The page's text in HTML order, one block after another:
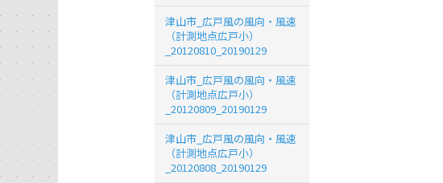
津山市_広戸風の風向・風速
（計測地点広戸小）
_20120810_20190129
津山市_広戸風の風向・風速
（計測地点広戸小）
_20120809_20190129
津山市_広戸風の風向・風速
（計測地点広戸小）
_20120808_20190129